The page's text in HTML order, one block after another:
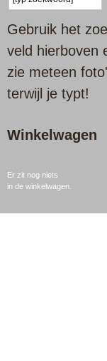
Gebruik het
veld hierboven
zie meteen
terwijl je typt!
Winkelwagen
Er zit nog niets
in de winkelwagen.